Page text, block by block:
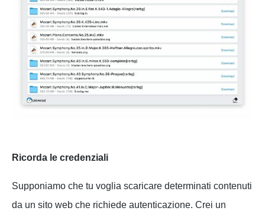
Ricorda le credenziali
Supponiamo che tu voglia scaricare determinati contenuti
da un sito web che richiede autenticazione. Crei un